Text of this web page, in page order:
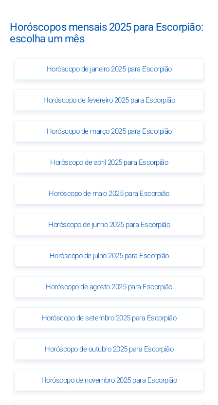
Horóscopos mensais 2025 para Escorpião:
escolha um mês
Horóscopo de janeiro 2025 para Escorpião
Horóscopo de fevereiro 2025 para Escorpião
Horóscopo de março 2025 para Escorpião
Horóscopo de abril 2025 para Escorpião
Horóscopo de maio 2025 para Escorpião
Horóscopo de junho 2025 para Escorpião
Horóscopo de julho 2025 para Escorpião
Horóscopo de agosto 2025 para Escorpião
Horóscopo de setembro 2025 para Escorpião
Horóscopo de outubro 2025 para Escorpião
Horóscopo de novembro 2025 para Escorpião